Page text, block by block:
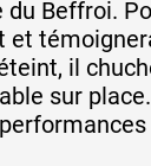
Beffroi.
et
il
sur